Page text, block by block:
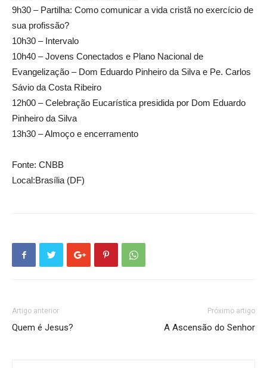
9h30 – Partilha: Como comunicar a vida cristã no exercício de
sua profissão?
10h30 – Intervalo
10h40 – Jovens Conectados e Plano Nacional de
Evangelização – Dom Eduardo Pinheiro da Silva e Pe. Carlos
Sávio da Costa Ribeiro
12h00 – Celebração Eucarística presidida por Dom Eduardo
Pinheiro da Silva
13h30 – Almoço e encerramento
Fonte: CNBB
Local:Brasília (DF)
Artigo anterior
Quem é Jesus?
Próximo artigo
A Ascensão do Senhor